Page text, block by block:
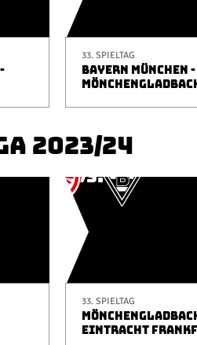
33. SPIELTAG
BAYERN MÜNCHEN -
2023/24
33. SPIELTAG
EINTRACHT